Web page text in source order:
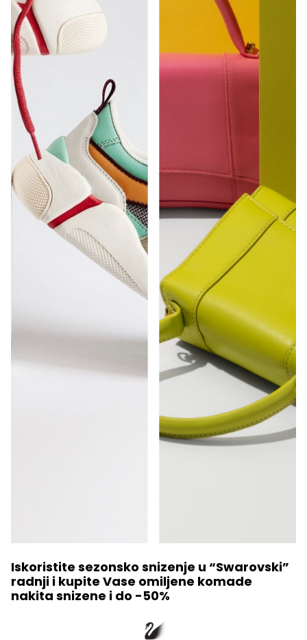
Iskoristite sezonsko snizenje u “Swarovski”
radnji i kupite Vase omiljene komade
nakita snizene i do -50%